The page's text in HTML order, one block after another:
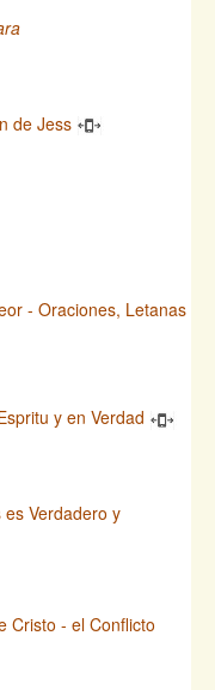
de Jess
- Oraciones, Letanas
y en Verdad
Verdadero y
Cristo - el Conflicto